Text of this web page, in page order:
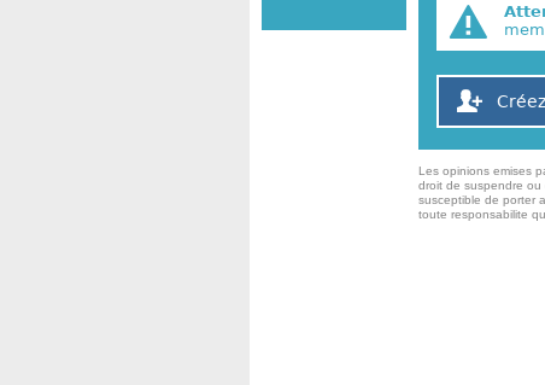
Les opinions emises
droit de suspendre
susceptible de porter
toute responsabilite